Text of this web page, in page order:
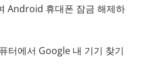
Android 휴대폰 잠금 해제하
터에서 Google 내 기기 찾기